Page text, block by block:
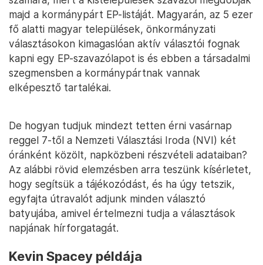
majd a kormánypárt EP-listáját. Magyarán, az 5 ezer
fő alatti magyar települések, önkormányzati
választásokon kimagaslóan aktív választói fognak
kapni egy EP-szavazólapot is és ebben a társadalmi
szegmensben a kormánypártnak vannak
elképesztő tartalékai.
De hogyan tudjuk mindezt tetten érni vasárnap
reggel 7-től a Nemzeti Választási Iroda (NVI) két
óránként közölt, napközbeni részvételi adataiban?
Az alábbi rövid elemzésben arra teszünk kísérletet,
hogy segítsük a tájékozódást, és ha úgy tetszik,
egyfajta útravalót adjunk minden választó
batyujába, amivel értelmezni tudja a választások
napjának hírforgatagát.
Kevin Spacey példája